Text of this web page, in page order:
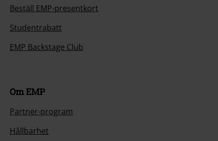
Beställ EMP-presentkort
Studentrabatt
EMP Backstage Club
Om EMP
Partner-program
Hållbarhet